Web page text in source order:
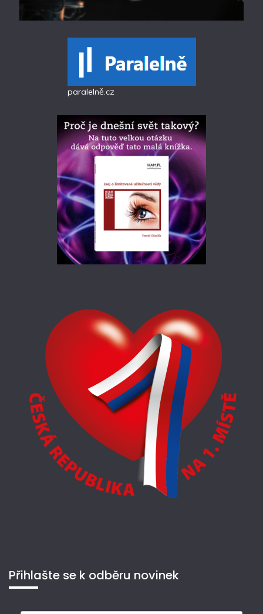
paralelně.cz
Přihlašte se k odběru novinek